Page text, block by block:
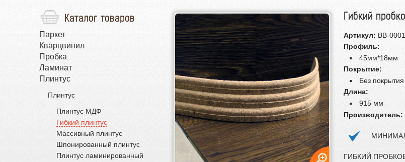
Каталог товаров
Паркет
Кварцвинил
Пробка
Ламинат
Плинтус
Плинтус
Плинтус МДФ
Гибкий плинтус
Массивный плинтус
Шпонированный плинтус
Плинтус ламинированный
Гибкий
Артикул: BB-
Профиль:
45мм*18мм
Покрытие:
Без покрытия
Длина:
915 мм
Производитель:
ГИБКИЙ